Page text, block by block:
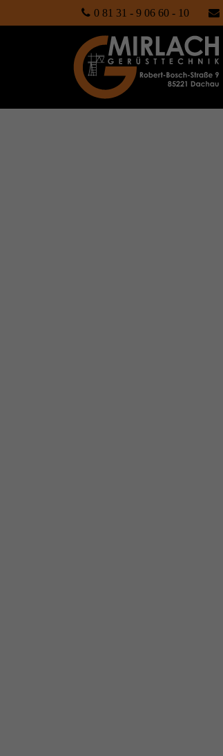
0 81 31 - 9 06 60 - 10